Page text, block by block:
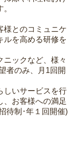
様とのコミュニケ
ルを高める研修を
ニックなど、様々
者のみ、月1回開
しいサービスを行
、お客様への満足
待制･年１回開催)